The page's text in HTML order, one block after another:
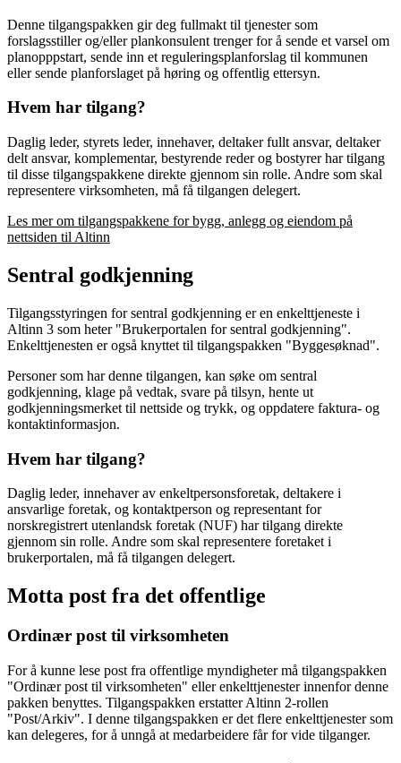
Denne tilgangspakken gir deg fullmakt til tjenester som
forslagsstiller og/eller plankonsulent trenger for å sende et varsel om
planopppstart, sende inn et reguleringsplanforslag til kommunen
eller sende planforslaget på høring og offentlig ettersyn.
Hvem har tilgang?
Daglig leder, styrets leder, innehaver, deltaker fullt ansvar, deltaker
delt ansvar, komplementar, bestyrende reder og bostyrer har tilgang
til disse tilgangspakkene direkte gjennom sin rolle. Andre som skal
representere virksomheten, må få tilgangen delegert.
Les mer om tilgangspakkene for bygg, anlegg og eiendom på
nettsiden til Altinn
Sentral godkjenning
Tilgangsstyringen for sentral godkjenning er en enkelttjeneste i
Altinn 3 som heter "Brukerportalen for sentral godkjenning".
Enkelttjenesten er også knyttet til tilgangspakken "Byggesøknad".
Personer som har denne tilgangen, kan søke om sentral
godkjenning, klage på vedtak, svare på tilsyn, hente ut
godkjenningsmerket til nettside og trykk, og oppdatere faktura- og
kontaktinformasjon.
Hvem har tilgang?
Daglig leder, innehaver av enkeltpersonsforetak, deltakere i
ansvarlige foretak, og kontaktperson og representant for
norskregistrert utenlandsk foretak (NUF) har tilgang direkte
gjennom sin rolle. Andre som skal representere foretaket i
brukerportalen, må få tilgangen delegert.
Motta post fra det offentlige
Ordinær post til virksomheten
For å kunne lese post fra offentlige myndigheter må tilgangspakken
"Ordinær post til virksomheten" eller enkelttjenester innenfor denne
pakken benyttes. Tilgangspakken erstatter Altinn 2-rollen
"Post/Arkiv". I denne tilgangspakken er det flere enkelttjenester som
kan delegeres, for å unngå at medarbeidere får for vide tilganger.